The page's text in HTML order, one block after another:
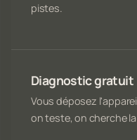
pistes.
Diagnostic gratuit
Vous déposez
on teste, on cherche